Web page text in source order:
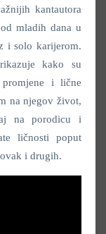
kantautora
mladih dana u
i solo karijerom.
kako su
promjene i lične
na njegov život,
na porodicu i
ličnosti poput
i drugih.